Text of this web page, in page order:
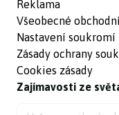
Reklama
Všeobecné
Nastavení soukromí
Zásady ochrany
Cookies zásady
Zajímavosti ze